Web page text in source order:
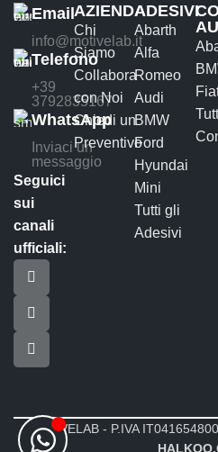
Email
info@motivelab.it
Telefono
+39
3792835167
WhatsApp
Inviaci un
messaggio
Seguici
sui
canali
ufficiali:
AZIENDA
Chi
Siamo
Collabora
con Noi
Chiedi un
Preventivo
ADESIVI
Abarth
Alfa
Romeo
Audi
BMW
Ford
Hyundai
Mini
Tutti gli
Adesivi
MOTIVELAB - P.IVA